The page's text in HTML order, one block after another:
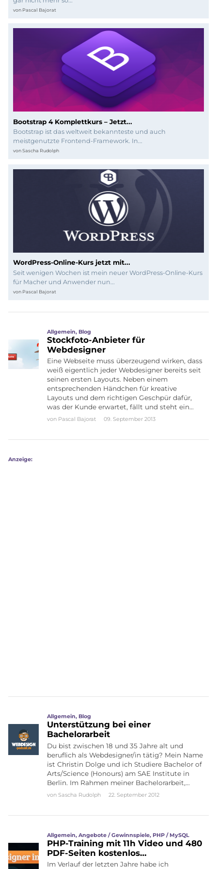
von Pascal Bajorat
Bootstrap 4 Komplettkurs – Jetzt...
Bootstrap ist das weltweit bekannteste und auch
meistgenutzte Frontend-Framework. In...
vonSascha Rudolph
WordPress-Online-Kurs jetzt mit...
Seit wenigen Wochen ist mein neuer WordPress-Online-Kurs
für Macher und Anwender nun...
von Pascal Bajorat
Allgemein, Blog
Stockfoto-Anbieter für
Webdesigner
Eine Webseite muss überzeugend wirken, dass
weiß eigentlich jeder Webdesigner bereits seit
seinen ersten Layouts. Neben einem
entsprechenden Händchen für kreative
Layouts und dem richtigen Geschpür dafür,
was der Kunde erwartet, fällt und steht ein…
von Pascal Bajorat 09. September 2013
Anzeige:
Allgemein, Blog
Unterstützung bei einer
Bachelorarbeit
Du bist zwischen 18 und 35 Jahre alt und
beruflich als Webdesigner/in tätig? Mein Name
ist Christin Dolge und ich Studiere Bachelor of
Arts/Science (Honours) am SAE Institute in
Berlin. Im Rahmen meiner Bachelorarbeit,…
vonSascha Rudolph 22. September 2012
Allgemein,Angebote / Gewinnspiele, PHP / MySQL
PHP-Training mit 11h Video und 480
PDF-Seiten kostenlos…
Im Verlauf der letzten Jahre habe ich